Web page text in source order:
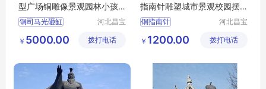
型广场铜雕像景观园林小孩
玩耍童趣摆件
铜司马光砸缸
河北昌宝
艺品制造
￥ 5000.00 拨打电话
指南针雕塑城市景观校园摆
件1.5m
铜指南针
河北昌宝
艺品制造
￥ 1200.00 拨打电话